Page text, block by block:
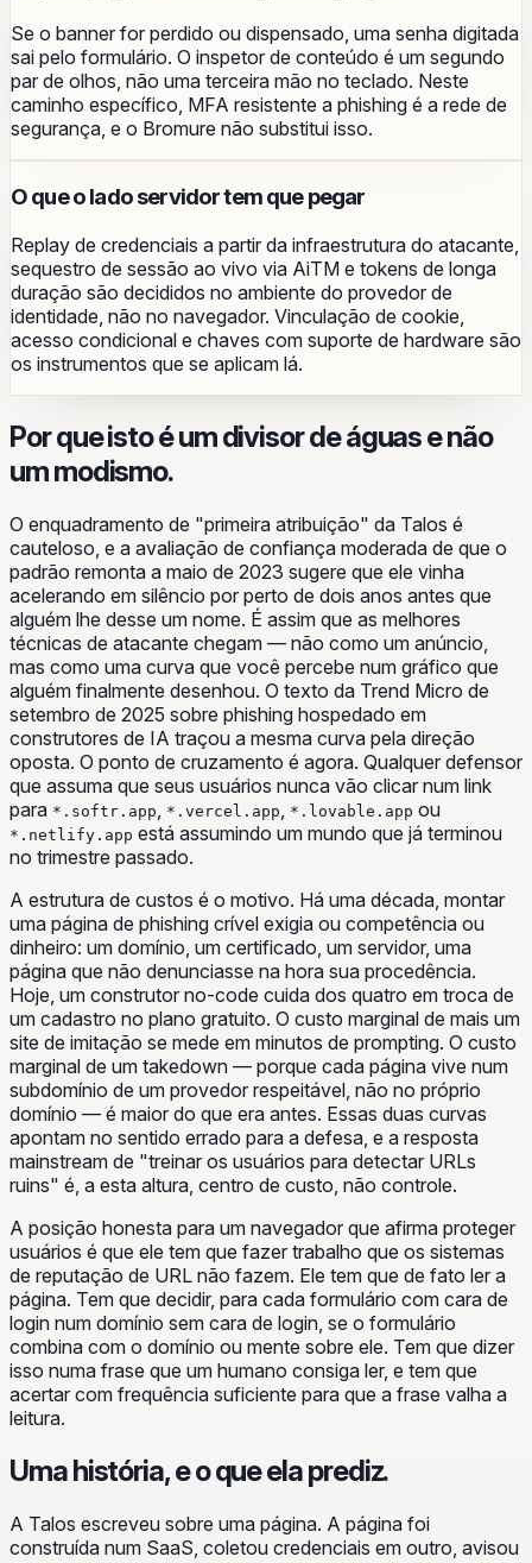
Se o banner for perdido ou dispensado, uma senha digitada
sai pelo formulário. O inspetor de conteúdo é um segundo
par de olhos, não uma terceira mão no teclado. Neste
caminho específico, MFA resistente a phishing é a rede de
segurança, e o Bromure não substitui isso.
O que o lado servidor tem que pegar
Replay de credenciais a partir da infraestrutura do atacante,
sequestro de sessão ao vivo via AiTM e tokens de longa
duração são decididos no ambiente do provedor de
identidade, não no navegador. Vinculação de cookie,
acesso condicional e chaves com suporte de hardware são
os instrumentos que se aplicam lá.
Por que isto é um divisor de águas e não
um modismo.
O enquadramento de "primeira atribuição" da Talos é
cauteloso, e a avaliação de confiança moderada de que o
padrão remonta a maio de 2023 sugere que ele vinha
acelerando em silêncio por perto de dois anos antes que
alguém lhe desse um nome. É assim que as melhores
técnicas de atacante chegam — não como um anúncio,
mas como uma curva que você percebe num gráfico que
alguém finalmente desenhou. O texto da Trend Micro de
setembro de 2025 sobre phishing hospedado em
construtores de IA traçou a mesma curva pela direção
oposta. O ponto de cruzamento é agora. Qualquer defensor
que assuma que seus usuários nunca vão clicar num link
para *.softr.app *.vercel.app *.lovable.app ou
*.netlify.app está assumindo um mundo que já terminou
no trimestre passado.
A estrutura de custos é o motivo. Há uma década, montar
uma página de phishing crível exigia ou competência ou
dinheiro: um domínio, um certificado, um servidor, uma
página que não denunciasse na hora sua procedência.
Hoje, um construtor no-code cuida dos quatro em troca de
um cadastro no plano gratuito. O custo marginal de mais um
site de imitação se mede em minutos de prompting. O custo
marginal de um takedown — porque cada página vive num
subdomínio de um provedor respeitável, não no próprio
domínio — é maior do que era antes. Essas duas curvas
apontam no sentido errado para a defesa, e a resposta
mainstream de "treinar os usuários para detectar URLs
ruins" é, a esta altura, centro de custo, não controle.
A posição honesta para um navegador que afirma proteger
usuários é que ele tem que fazer trabalho que os sistemas
de reputação de URL não fazem. Ele tem que de fato ler a
página. Tem que decidir, para cada formulário com cara de
login num domínio sem cara de login, se o formulário
combina com o domínio ou mente sobre ele. Tem que dizer
isso numa frase que um humano consiga ler, e tem que
acertar com frequência suficiente para que a frase valha a
leitura.
Uma história, e o que ela prediz.
A Talos escreveu sobre uma página. A página foi
construída num SaaS, coletou credenciais em outro, avisou